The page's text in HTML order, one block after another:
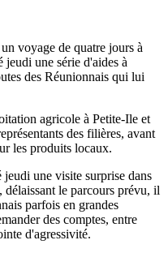
voyage de quatre jours à
une série d'aides à
des Réunionnais qui lui
agricole à Petite-Ile et
des filières, avant
les produits locaux.
une visite surprise dans
le parcours prévu, il
parfois en grandes
des comptes, entre
d'agressivité.